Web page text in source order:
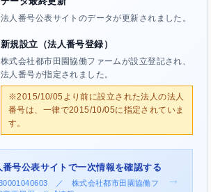
法人番号公表サイトのデータが更新されました。
新規設立（法人番号登録）
株式会社都市田園協働ファームが設立登記され、
法人番号が指定されました。
※2015/10/05より前に設立された法人の法人
番号は、一律で2015/10/05に指定されていま
す。
番号公表サイトで一次情報を確認する
／ 株式会社都市田園協働フ
→